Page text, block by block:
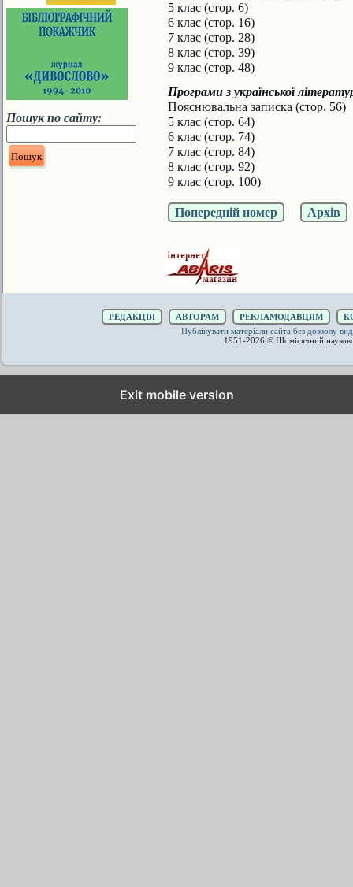
Пошук по сайту:
5 клас (стор. 6)
6 клас (стор. 16)
7 клас (стор. 28)
8 клас (стор. 39)
9 клас (стор. 48)
Програми з української
Пояснювальна записка (стор. 56)
5 клас (стор. 64)
6 клас (стор. 74)
7 клас (стор. 84)
8 клас (стор. 92)
9 клас (стор. 100)
Попередній номер Архів
РЕДАКЦІЯ АВТОРАМ РЕКЛАМОДАВЦЯМ
Публікувати матеріали сайта без дозволу
1951-2026 © Щомісячний
Exit mobile version